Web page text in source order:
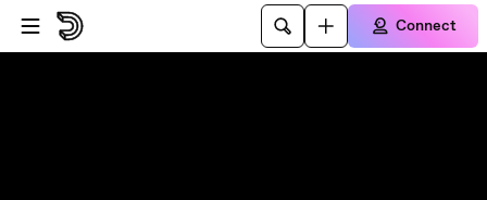
Skip to player
Skip to main content
Connect